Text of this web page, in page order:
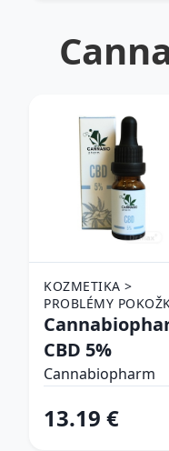
KOZMETIKA >
PROBLÉMY
> AKNÉ A
PROBLEMATICKÁ
PLEŤ
CBD 5%
Cannabiopharm
13.19 €